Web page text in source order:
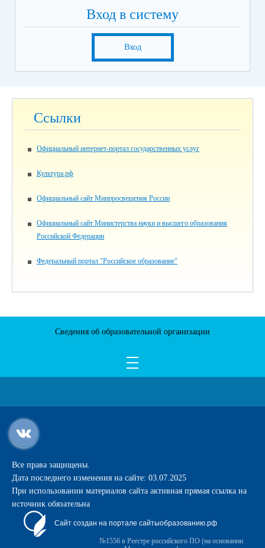
Вход в систему
Вход
Ссылки
Официальный интернет-портал государственных услуг
Культура.рф
Официальный сайт Минпросвещения России
Официальный сайт Министерства науки и высшего образования
Российской Федерации
Федеральный портал "Российское образование"
Сведения об образовательной организации
Все права защищены.
Дата последнего изменения на сайте: 03.07.2025
При использовании материалов сайта активная прямая ссылка на
источник обязательна
Сайт создан на портале сайтыобразованию.рф
№1556 в Реестре российского ПО (на основании